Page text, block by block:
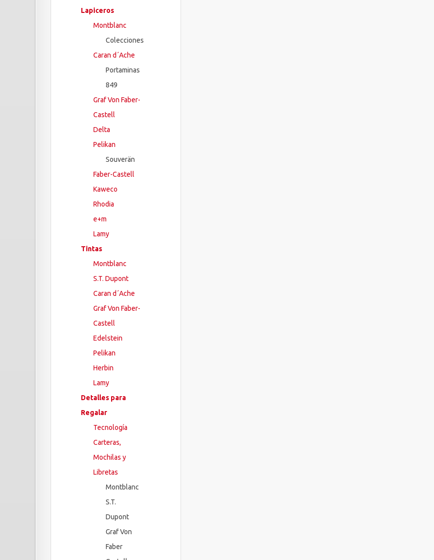
Lapiceros
Montblanc
Colecciones
Caran d´Ache
Portaminas
849
Graf Von Faber-
Castell
Delta
Pelikan
Souverän
Faber-Castell
Kaweco
Rhodia
e+m
Lamy
Tintas
Montblanc
S.T. Dupont
Caran d´Ache
Graf Von Faber-
Castell
Edelstein
Pelikan
Herbin
Lamy
Detalles para
Regalar
Tecnología
Carteras,
Mochilas y
Libretas
Montblanc
S.T.
Dupont
Graf Von
Faber